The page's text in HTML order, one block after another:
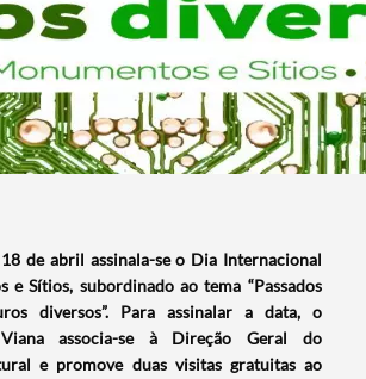
de abril assinala-se o Dia Internacional
e Sítios, subordinado ao tema “Passados
diversos”. Para assinalar a data, o
associa-se à Direção Geral do
e promove duas visitas gratuitas ao